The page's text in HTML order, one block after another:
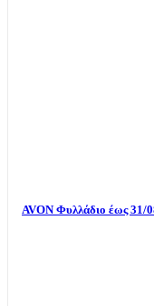
AVON Φυλλάδιο έως